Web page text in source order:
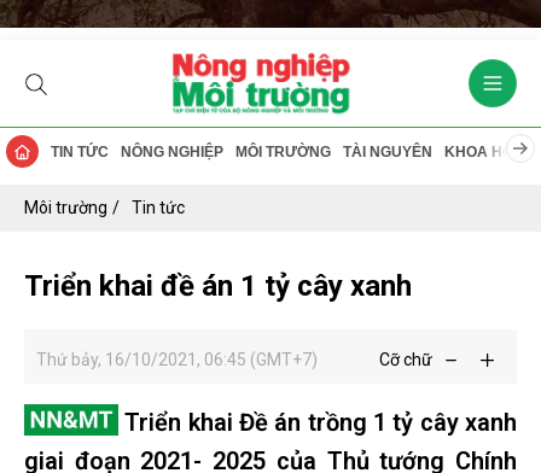
TIN TỨC NÔNG NGHIỆP MÔI TRƯỜNG TÀI NGUYÊN KHOA HỌC
Môi trường Tin tức
Triển khai đề án 1 tỷ cây xanh
Thứ bảy, 16/10/2021, 06:45 (GMT+7) Cỡ chữ
Triển khai Đề án trồng 1 tỷ cây xanh
giai đoạn 2021- 2025 của Thủ tướng Chính